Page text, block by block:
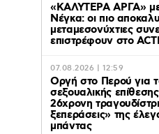
«ΚΑΛΥΤΕΡΑ ΑΡΓΑ»
Νέγκα: οι πιο
μεταμεσονύχτιες
επιστρέφουν στο
07.08.2026 | 12:59
Οργή στο Περού για
σεξουαλικής
26χρονη
ξεπεράσεις» της
μπάντας